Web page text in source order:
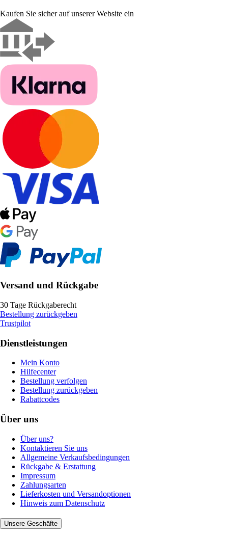
Kaufen Sie sicher auf unserer Website ein
Versand und Rückgabe
30 Tage Rückgaberecht
Bestellung zurückgeben
Trustpilot
Dienstleistungen
Mein Konto
Hilfecenter
Bestellung verfolgen
Bestellung zurückgeben
Rabattcodes
Über uns
Über uns?
Kontaktieren Sie uns
Allgemeine Verkaufsbedingungen
Rückgabe & Erstattung
Impressum
Zahlungsarten
Lieferkosten und Versandoptionen
Hinweis zum Datenschutz
Unsere Geschäfte